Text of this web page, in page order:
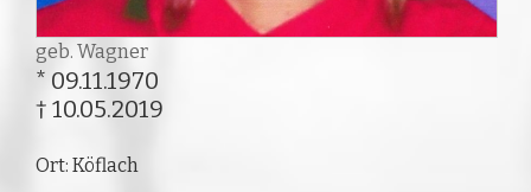
geb. Wagner
* 09.11.1970
† 10.05.2019
Ort: Köflach